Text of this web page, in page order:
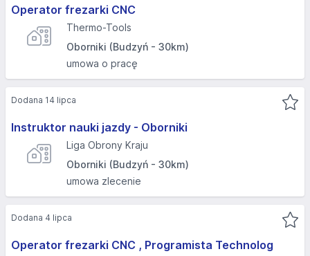
Operator frezarki CNC
Thermo-Tools
Oborniki (Budzyń - 30km)
umowa o pracę
Instruktor nauki jazdy - Oborniki
Liga Obrony Kraju
Oborniki (Budzyń - 30km)
umowa zlecenie
Dodana 14 lipca
Operator frezarki CNC , Programista Technolog
Dodana 4 lipca